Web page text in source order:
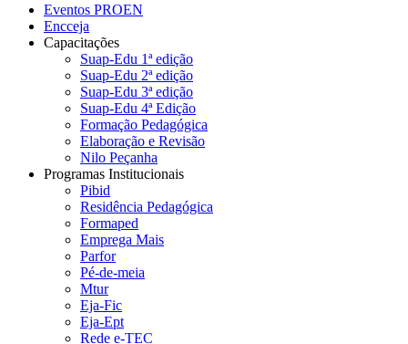
Eventos PROEN
Encceja
Capacitações
Suap-Edu 1ª edição
Suap-Edu 2ª edição
Suap-Edu 3ª edição
Suap-Edu 4ª Edição
Formação Pedagógica
Elaboração e Revisão
Nilo Peçanha
Programas Institucionais
Pibid
Residência Pedagógica
Formaped
Emprega Mais
Parfor
Pé-de-meia
Mtur
Eja-Fic
Eja-Ept
Rede e-TEC